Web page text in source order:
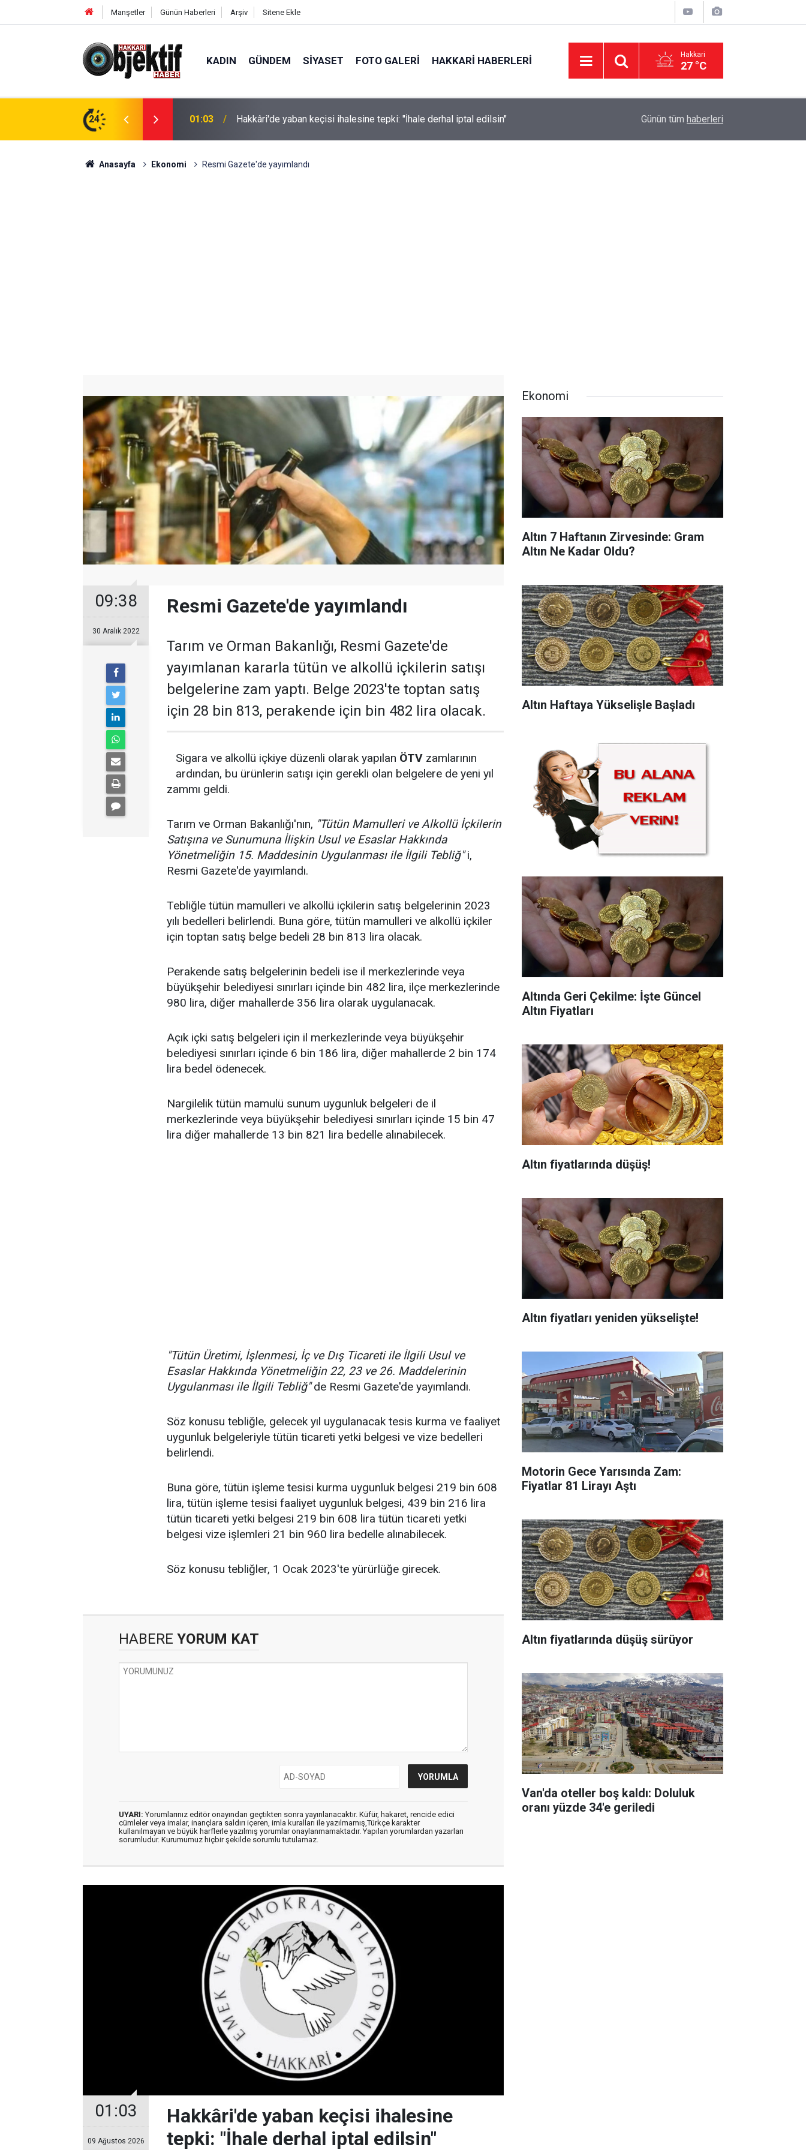
Manşetler Günün Haberleri Arşiv Sitene Ekle
KADIN GÜNDEM SIYASET FOTO GALERI HAKKARI HABERLERI Hakkari
27 °C
24
"İhale derhal iptal edilsin" 00:58 14 yaşındaki Damlanur'un ölümünde Hakkâri'de de operasyon: 7 gözaltı Hakkari'de Yaylada süt sağımı sonrası halay
Günün tüm haberleri
Anasayfa Ekonomi Resmi Gazete'de yayımlandı
09:38
30 Aralık 2022
Resmi Gazete'de yayımlandı
Tarım ve Orman Bakanlığı, Resmi Gazete'de
yayımlanan kararla tütün ve alkollü içkilerin satışı
belgelerine zam yaptı. Belge 2023'te toptan satış
için 28 bin 813, perakende için bin 482 lira olacak.
Sigara ve alkollü içkiye düzenli olarak yapılan ÖTV zamlarının
ardından, bu ürünlerin satışı için gerekli olan belgelere de yeni yıl
zammı geldi.
Tarım ve Orman Bakanlığı'nın, "Tütün Mamulleri ve Alkollü İçkilerin
Satışına ve Sunumuna İlişkin Usul ve Esaslar Hakkında
Yönetmeliğin 15. Maddesinin Uygulanması ile İlgili Tebliğ"i,
Resmi Gazete'de yayımlandı.
Tebliğle tütün mamulleri ve alkollü içkilerin satış belgelerinin 2023
yılı bedelleri belirlendi. Buna göre, tütün mamulleri ve alkollü içkiler
için toptan satış belge bedeli 28 bin 813 lira olacak.
Perakende satış belgelerinin bedeli ise il merkezlerinde veya
büyükşehir belediyesi sınırları içinde bin 482 lira, ilçe merkezlerinde
980 lira, diğer mahallerde 356 lira olarak uygulanacak.
Açık içki satış belgeleri için il merkezlerinde veya büyükşehir
belediyesi sınırları içinde 6 bin 186 lira, diğer mahallerde 2 bin 174
lira bedel ödenecek.
Nargilelik tütün mamulü sunum uygunluk belgeleri de il
merkezlerinde veya büyükşehir belediyesi sınırları içinde 15 bin 47
lira diğer mahallerde 13 bin 821 lira bedelle alınabilecek.
"Tütün Üretimi, İşlenmesi, İç ve Dış Ticareti ile İlgili Usul ve
Esaslar Hakkında Yönetmeliğin 22, 23 ve 26. Maddelerinin
Uygulanması ile İlgili Tebliğ"de Resmi Gazete'de yayımlandı.
Söz konusu tebliğle, gelecek yıl uygulanacak tesis kurma ve faaliyet
uygunluk belgeleriyle tütün ticareti yetki belgesi ve vize bedelleri
belirlendi.
Buna göre, tütün işleme tesisi kurma uygunluk belgesi 219 bin 608
lira, tütün işleme tesisi faaliyet uygunluk belgesi, 439 bin 216 lira
tütün ticareti yetki belgesi 219 bin 608 lira tütün ticareti yetki
belgesi vize işlemleri 21 bin 960 lira bedelle alınabilecek.
Söz konusu tebliğler, 1 Ocak 2023'te yürürlüğe girecek.
HABERE YORUM KAT
UYARI: Yorumlarınız editör onayından geçtikten sonra yayınlanacaktır. Küfür, hakaret, rencide edici
cümleler veya imalar, inançlara saldırı içeren, imla kuralları ile yazılmamış,Türkçe karakter
kullanılmayan ve büyük harflerle yazılmış yorumlar onaylanmamaktadır. Yapılan yorumlardan yazarları
sorumludur. Kurumumuz hiçbir şekilde sorumlu tutulamaz.
01:03
09 Ağustos 2026
Hakkâri'de yaban keçisi ihalesine
tepki: "İhale derhal iptal edilsin"
Ekonomi
Altın 7 Haftanın Zirvesinde: Gram
Altın Ne Kadar Oldu?
Altın Haftaya Yükselişle Başladı
Altında Geri Çekilme: İşte Güncel
Altın Fiyatları
Altın fiyatlarında düşüş!
Altın fiyatları yeniden yükselişte!
Motorin Gece Yarısında Zam:
Fiyatlar 81 Lirayı Aştı
Altın fiyatlarında düşüş sürüyor
Van'da oteller boş kaldı: Doluluk
oranı yüzde 34'e geriledi